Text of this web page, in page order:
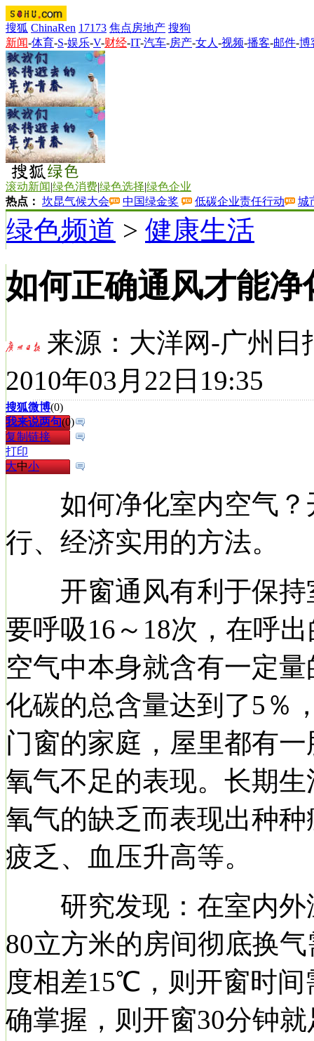
搜狐 ChinaRen 17173 焦点房地产 搜狗
新闻-体育-S-娱乐-V-财经-IT-汽车-房产-女人 -视频-播客-邮件-博
滚动新闻|绿色消费|绿色选择|绿色企业
热点： 坎昆气候大会 中国绿金奖 低碳企业责任行动 城
绿色频道 > 健康生活
如何正确通风才能净
来源： 大洋网-广州日
2010年03月22日19:35
搜狐微博(0)
我来说两句(0)
复制链接
打印
大中小
如何净化室内空气？
行、经济实用的方法。
开窗通风有利于保持
要呼吸16～18次，在呼
空气中本身就含有一定
化碳的总含量达到了5％
门窗的家庭，屋里都有
氧气不足的表现。长期
氧气的缺乏而表现出种
疲乏、血压升高等。
研究发现：在室内外
80立方米的房间彻底换
度相差15℃，则开窗时间
确掌握，则开窗30分钟